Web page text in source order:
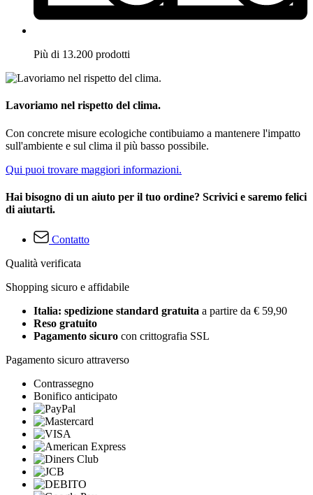
Più di 13.200 prodotti
Lavoriamo nel rispetto del clima.
Con concrete misure ecologiche contibuiamo a mantenere l'impatto
sull'ambiente e sul clima il più basso possibile.
Qui puoi trovare maggiori informazioni.
Hai bisogno di un aiuto per il tuo ordine? Scrivici e saremo felici
di aiutarti.
Contatto
Qualità verificata
Shopping sicuro e affidabile
Italia: spedizione standard gratuita a partire da € 59,90
Reso gratuito
Pagamento sicuro con crittografia SSL
Pagamento sicuro attraverso
Contrassegno
Bonifico anticipato